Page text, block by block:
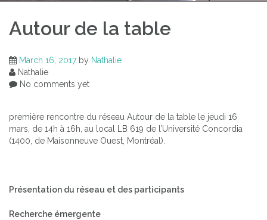
Autour de la table
March 16, 2017by Nathalie
Nathalie
No comments yet
première rencontre du réseau Autour de la table le jeudi 16
mars, de 14h à 16h, au local LB 619 de l’Université Concordia
(1400, de Maisonneuve Ouest, Montréal).
Présentation du réseau et des participants
Recherche émergente